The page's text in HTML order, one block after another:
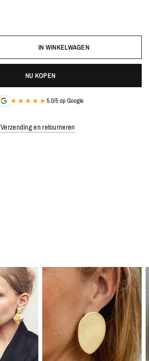
IN WINKELWAGEN
NU KOPEN
★★★★★5.0/5 op Google
Verzending en retourneren